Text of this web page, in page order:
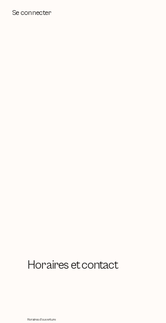
Se connecter
Horaires et contact
Horaires d'ouverture